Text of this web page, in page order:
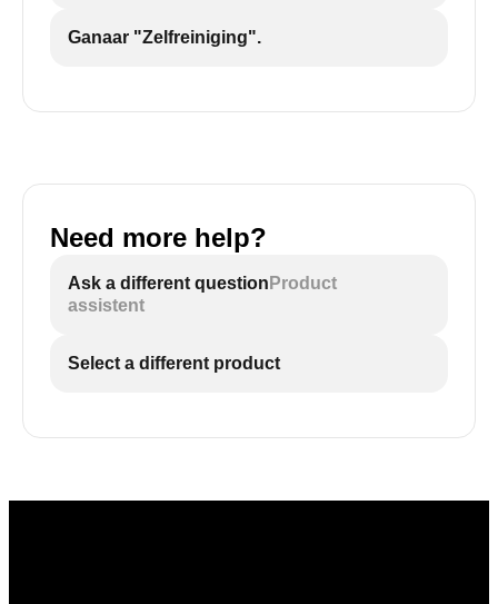
Ganaar "Zelfreiniging".
Need more help?
Ask a different question Product
assistent
Select a different product